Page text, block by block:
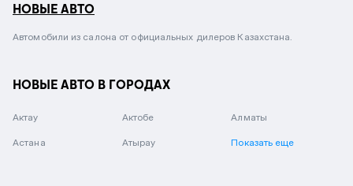
НОВЫЕ АВТО
Автомобили из салона от официальных дилеров Казахстана.
НОВЫЕ АВТО В ГОРОДАХ
Актау Актобе Алматы
Астана Атырау Показать еще